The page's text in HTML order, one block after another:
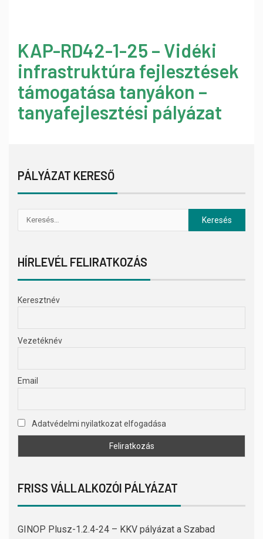
KAP-RD42-1-25 – Vidéki
infrastruktúra fejlesztések
támogatása tanyákon –
tanyafejlesztési pályázat
PÁLYÁZAT KERESŐ
HÍRLEVÉL FELIRATKOZÁS
Keresztnév
Vezetéknév
Email
Adatvédelmi nyilatkozat elfogadása
FRISS VÁLLALKOZÓI PÁLYÁZAT
GINOP Plusz-1.2.4-24 – KKV pályázat a Szabad